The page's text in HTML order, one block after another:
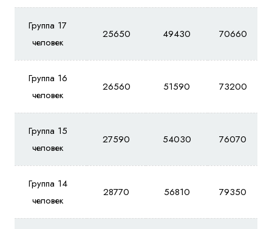
Группа 17
человек
25650 49430 70660
Группа 16
человек
26560 51590 73200
Группа 15
человек
27590 54030 76070
Группа 14
человек
28770 56810 79350